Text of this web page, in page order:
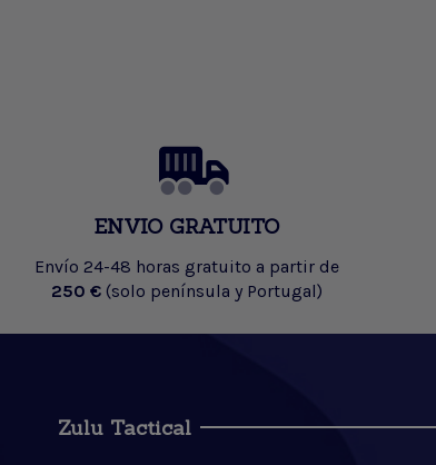
ENVIO GRATUITO
Envío 24-48 horas gratuito a partir de
250 € (solo península y Portugal)
Zulu Tactical